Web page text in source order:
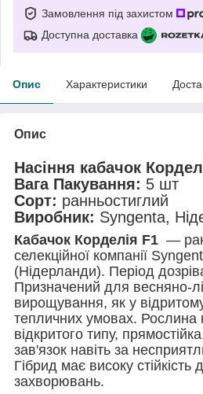
Замовлення під захистом
Доступна доставка
Опис Характеристики
Опис
Насіння кабачок
Вага Пакування: 5 шт
Сорт: ранньостиглий
Виробник: Syngenta,
Кабачок Корделія F1 —
селекційної компанії
(Нідерланди). Період
Призначений для весняно-
вирощування, як у відритому
тепличних умовах. Рослина
відкритого типу,
зав'язок навіть за
Гібрид має високу стійкість
захворювань.